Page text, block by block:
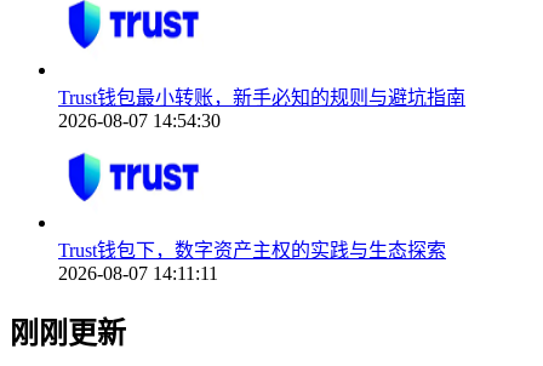
Trust钱包最小转账，新手必知的规则与避坑指南
2026-08-07 14:54:30
Trust钱包下，数字资产主权的实践与生态探索
2026-08-07 14:11:11
刚刚更新